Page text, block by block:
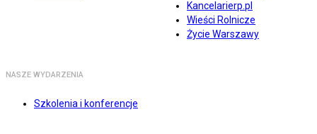
Kancelarierp.pl
Wieści Rolnicze
Życie Warszawy
NASZE WYDARZENIA
Szkolenia i konferencje